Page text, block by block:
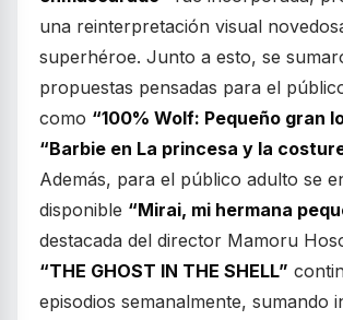
una reinterpretación visual
superhéroe. Junto a esto, se
propuestas pensadas para el
como “100% Wolf: Pequeño gran
“Barbie en La princesa y la
Además, para el público adulto se
disponible “Mirai, mi hermana
destacada del director Mamoru
“THE GHOST IN THE SHELL”
episodios semanalmente, sumando